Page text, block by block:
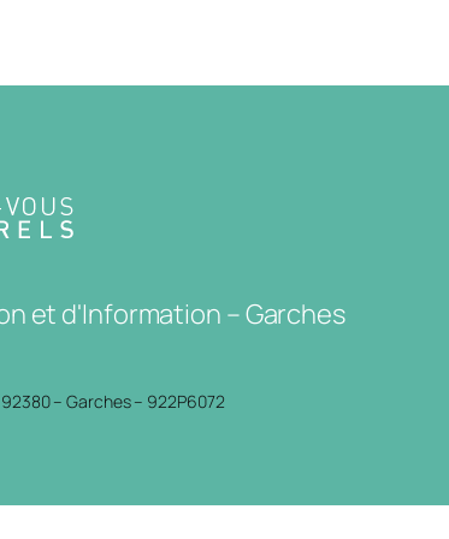
et d'Information – Garches
– Garches – 922P6072